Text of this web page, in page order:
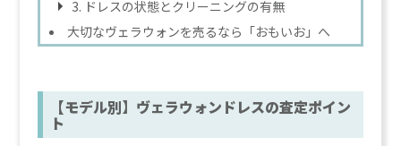
3. ドレスの状態とクリーニングの有無
大切なヴェラウォンを売るなら「おもいお」へ
【モデル別】ヴェラウォンドレスの査定ポイン
ト